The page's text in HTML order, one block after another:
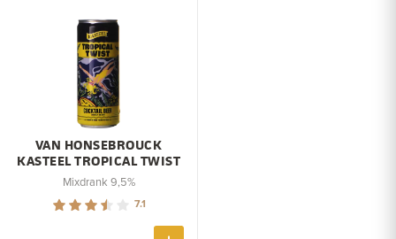
VAN HONSEBROUCK
KASTEEL TROPICAL TWIST
Mixdrank 9,5%
7.1